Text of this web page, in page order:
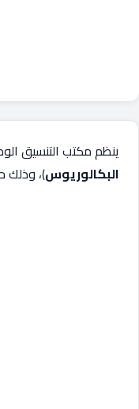
ينظم مكتب التنسيق
البكالوريوس)، وذلك